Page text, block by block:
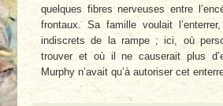
quelques fibres nerveuses entre
frontaux. Sa famille voulait
indiscrets de la rampe ; ici, où
trouver et où il ne causerait plus
Murphy n’avait qu’à autoriser cet